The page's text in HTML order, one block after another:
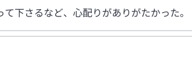
下さるなど、心配りがありがたかった。